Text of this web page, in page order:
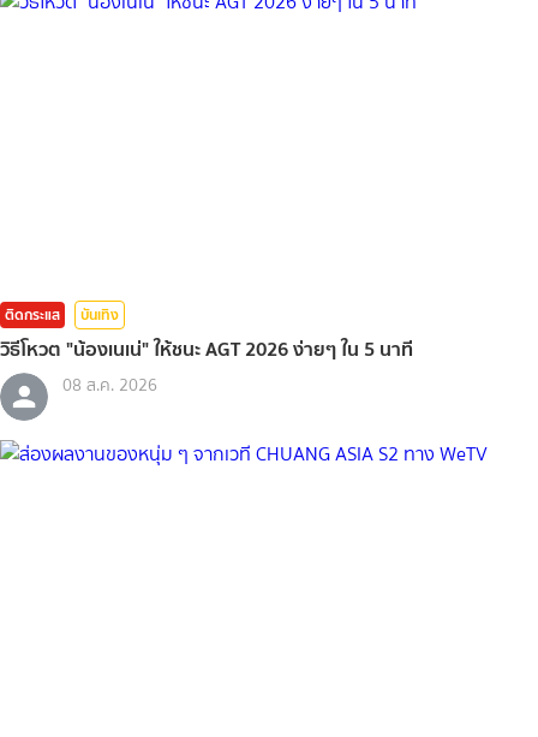
ติดกระแส บันเทิง
วิธีโหวต "น้องเนเน่" ให้ชนะ AGT 2026 ง่ายๆ ใน 5 นาที
08 ส.ค. 2026